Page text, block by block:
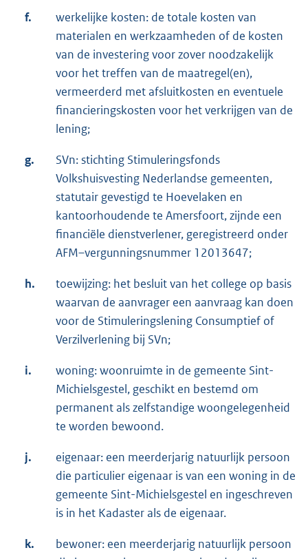
f.
werkelijke kosten: de totale kosten van
materialen en werkzaamheden of de kosten
van de investering voor zover noodzakelijk
voor het treffen van de maatregel(en),
vermeerderd met afsluitkosten en eventuele
financieringskosten voor het verkrijgen van de
lening;
g.
SVn: stichting Stimuleringsfonds
Volkshuisvesting Nederlandse gemeenten,
statutair gevestigd te Hoevelaken en
kantoorhoudende te Amersfoort, zijnde een
financiële dienstverlener, geregistreerd onder
AFM–vergunningsnummer 12013647;
h.
toewijzing: het besluit van het college op basis
waarvan de aanvrager een aanvraag kan doen
voor de Stimuleringslening Consumptief of
Verzilverlening bij SVn;
i.
woning: woonruimte in de gemeente Sint-
Michielsgestel, geschikt en bestemd om
permanent als zelfstandige woongelegenheid
te worden bewoond.
j.
eigenaar: een meerderjarig natuurlijk persoon
die particulier eigenaar is van een woning in de
gemeente Sint-Michielsgestel en ingeschreven
is in het Kadaster als de eigenaar.
k.
bewoner: een meerderjarig natuurlijk persoon